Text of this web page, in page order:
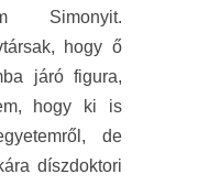
Simonyit.
hogy ő
járó figura,
hogy ki is
de
díszdoktori